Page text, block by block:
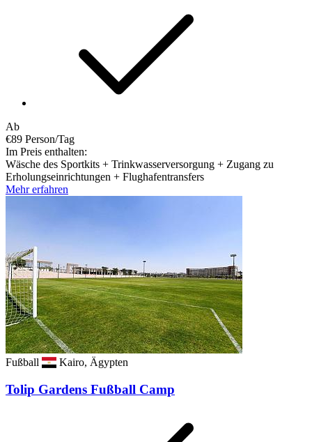
Ab
€89 Person/Tag
Im Preis enthalten:
Wäsche des Sportkits + Trinkwasserversorgung + Zugang zu
Erholungseinrichtungen + Flughafentransfers
Mehr erfahren
Fußball Kairo, Ägypten
Tolip Gardens Fußball Camp